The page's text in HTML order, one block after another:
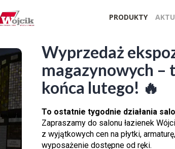
PRODUKTY
Wyprzedaż
magazynowych –
końca lutego! 🔥
To ostatnie tygodnie działania
Zapraszamy do salonu łazienek
z wyjątkowych cen na płytki,
wyposażenie dostępne od ręki.